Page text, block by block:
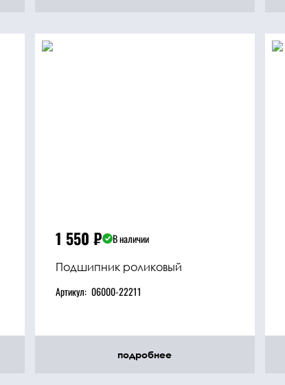
1 550 ₽
В наличии
Подшипник роликовый
Артикул: 06000-22211
подробнее